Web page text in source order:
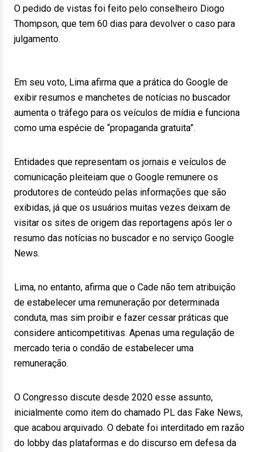
O pedido de vistas foi feito pelo conselheiro Diogo
Thompson, que tem 60 dias para devolver o caso para
julgamento.
Em seu voto, Lima afirma que a prática do Google de
exibir resumos e manchetes de notícias no buscador
aumenta o tráfego para os veículos de mídia e funciona
como uma espécie de “propaganda gratuita”.
Entidades que representam os jornais e veículos de
comunicação pleiteiam que o Google remunere os
produtores de conteúdo pelas informações que são
exibidas, já que os usuários muitas vezes deixam de
visitar os sites de origem das reportagens após ler o
resumo das notícias no buscador e no serviço Google
News.
Lima, no entanto, afirma que o Cade não tem atribuição
de estabelecer uma remuneração por determinada
conduta, mas sim proibir e fazer cessar práticas que
considere anticompetitivas. Apenas uma regulação de
mercado teria o condão de estabelecer uma
remuneração.
O Congresso discute desde 2020 esse assunto,
inicialmente como item do chamado PL das Fake News,
que acabou arquivado. O debate foi interditado em razão
do lobby das plataformas e do discurso em defesa da